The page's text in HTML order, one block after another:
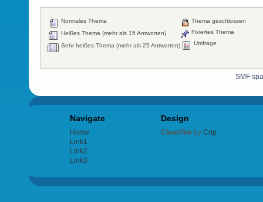
Normales Thema
Heißes Thema (mehr als 15 Antworten)
Sehr heißes Thema (mehr als 25 Antworten)
Thema geschlossen
Fixiertes Thema
Umfrage
SMF
Navigate
Home
Link1
Link2
Link3
Design
CleanTek by Crip